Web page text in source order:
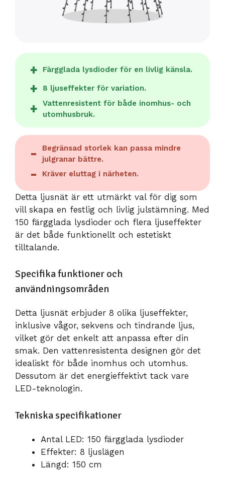
Färgglada lysdioder för en livlig känsla.
8 ljuseffekter för variation.
Vattenresistent för både inomhus- och
utomhusbruk.
Begränsad storlek kan passa mindre
julgranar bättre.
Kräver eluttag i närheten.
Detta ljusnät är ett utmärkt val för dig som
vill skapa en festlig och livlig julstämning. Med
150 färgglada lysdioder och flera ljuseffekter
är det både funktionellt och estetiskt
tilltalande.
Specifika funktioner och
användningsområden
Detta ljusnät erbjuder 8 olika ljuseffekter,
inklusive vågor, sekvens och tindrande ljus,
vilket gör det enkelt att anpassa efter din
smak. Den vattenresistenta designen gör det
idealiskt för både inomhus och utomhus.
Dessutom är det energieffektivt tack vare
LED-teknologin.
Tekniska specifikationer
Antal LED: 150 färgglada lysdioder
Effekter: 8 ljuslägen
Längd: 150 cm